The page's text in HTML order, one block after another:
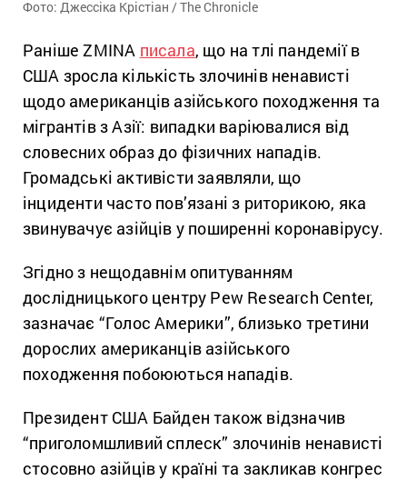
Фото: Джессіка Крістіан / The Chronicle
Раніше ZMINA писала, що на тлі пандемії в
США зросла кількість злочинів ненависті
щодо американців азійського походження та
мігрантів з Азії: випадки варіювалися від
словесних образ до фізичних нападів.
Громадські активісти заявляли, що
інциденти часто пов’язані з риторикою, яка
звинувачує азійців у поширенні коронавірусу.
Згідно з нещодавнім опитуванням
дослідницького центру Pew Research Center,
зазначає “Голос Америки”, близько третини
дорослих американців азійського
походження побоюються нападів.
Президент США Байден також відзначив
“приголомшливий сплеск” злочинів ненависті
стосовно азійців у країні та закликав конгрес